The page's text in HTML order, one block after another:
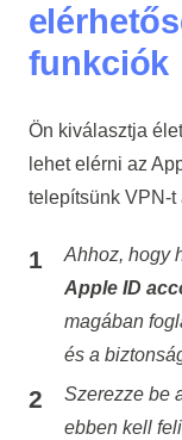
funkciók
Ön kiválasztja
lehet elérni az
telepítsünk VPN-t
Ahhoz, hogy
Apple ID
magában
és a
Szerezze be
ebben kell